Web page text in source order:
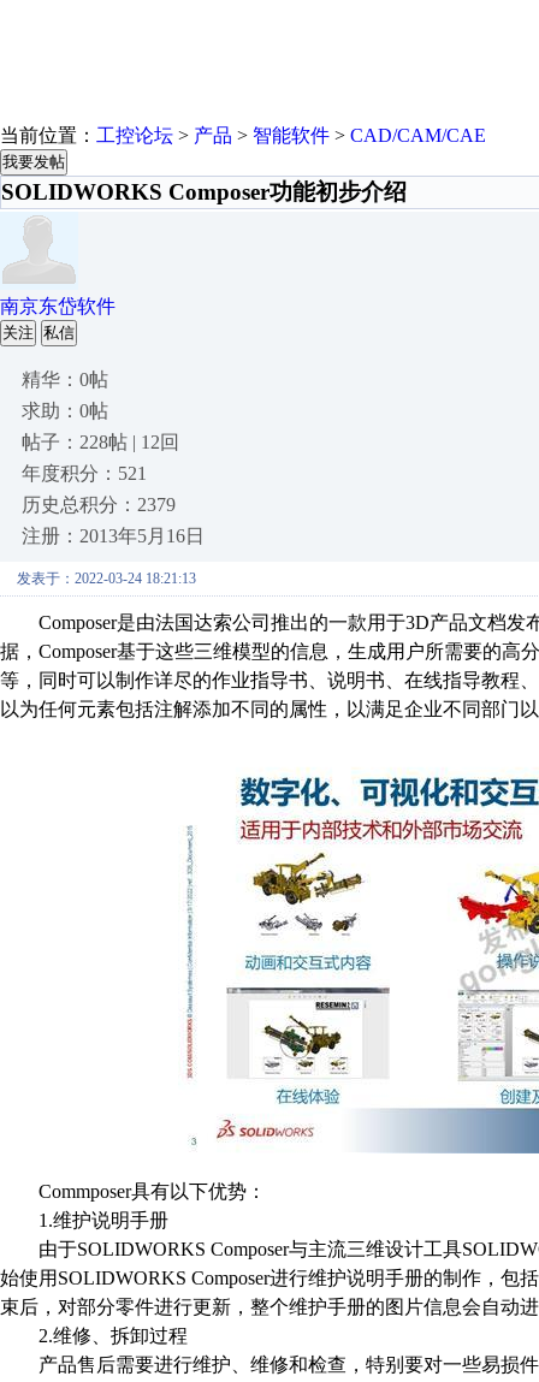
当前位置： 工控论坛 > 产品 > 智能软件 > CAD/CAM/CAE
我要发帖
SOLIDWORKS Composer功能初步介绍
南京东岱软件
关注 私信
精华：0帖
求助：0帖
帖子：228帖 | 12回
年度积分：521
历史总积分：2379
注册：2013年5月16日
发表于：2022-03-24 18:21:13
Composer是由法国达索公司推出的一款用于3D产品文档发
据， Composer基于这些三维模型的信息，生成用户所需要的高
等，同时可以制作详尽的作业指导书、说明书、在线指导教程
以为任何元素包括注解添加不同的属性，以满足企业不同部门
Commposer具有以下优势：
1.维护说明手册
由于SOLIDWORKS Composer与主流三维设计工具
始使用 SOLIDWORKS Composer进行维护说明手册的制作，包
束后，对部分零件进行更新，整个维护手册的图片信息会自动
2.维修、拆卸过程
产品售后需要进行维护、维修和检查，特别要对一些易损